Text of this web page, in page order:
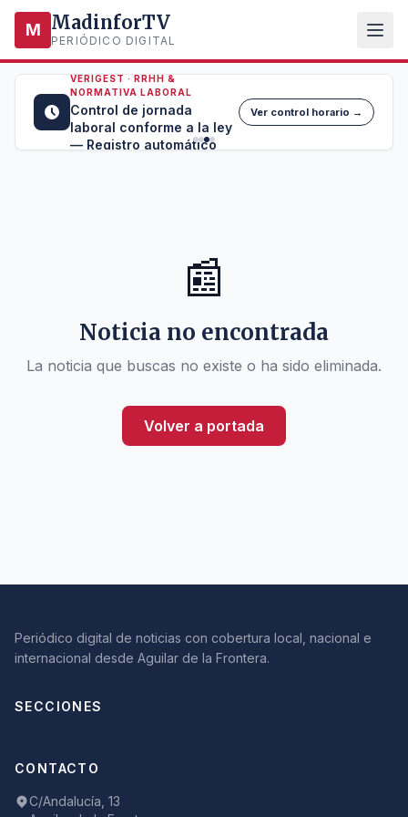
M MadinforTV
PERIÓDICO DIGITAL
VERIGEST · RRHH &
NORMATIVA LABORAL
Control de jornada
laboral conforme a la ley
— Registro automático
Ver control horario →
📰
Noticia no encontrada
La noticia que buscas no existe o ha sido eliminada.
Volver a portada
Periódico digital de noticias con cobertura local, nacional e
internacional desde Aguilar de la Frontera.
SECCIONES
CONTACTO
C/Andalucía, 13